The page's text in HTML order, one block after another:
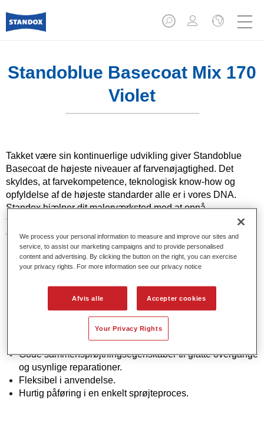
Standoblue Basecoat Mix 170
Violet
Takket være sin kontinuerlige udvikling giver Standoblue
Basecoat de højeste niveauer af farvenøjagtighed. Det
skyldes, at farvekompetence, teknologisk know-how og
opfyldelse af de højeste standarder alle er i vores DNA.
Standox hjælper dit malerværksted med at opnå
fremragende resultater, hvad enten det gælder
dagligdagsreparationer eller de mest udfordrende
reparationer.
Solide og effektfarver ved hjælp af avanceret
pigmentteknologi.
Enestående farvenøjagtighed.
Fremragende farvede kontrol.
Fremragende flydeegenskaber.
Gode sammensprøjtningsegenskaber til glatte overgange
og usynlige reparationer.
Fleksibel i anvendelse.
Hurtig påføring i en enkelt sprøjteproces.
We process your personal information to measure and improve our sites and
service, to assist our marketing campaigns and to provide personalised
content and advertising. By clicking the button on the right, you can exercise
your privacy rights. For more information see our privacy notice
Afvis alle Accepter cookies
Your Privacy Rights